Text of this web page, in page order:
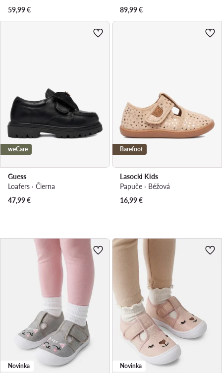
59,99€
89,99€
weCare
Guess
Loafers · Čierna
47,99€
Barefoot
Lasocki Kids
Papuče · Béžová
16,99€
Novinka Novinka